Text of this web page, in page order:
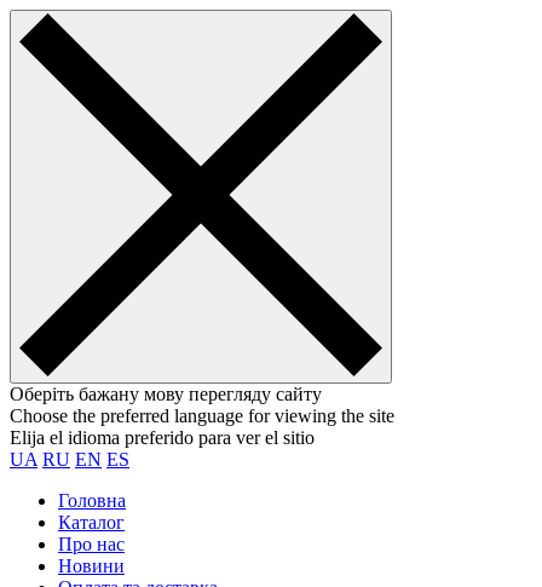
Оберіть бажану мову перегляду сайту
Choose the preferred language for viewing the site
Elija el idioma preferido para ver el sitio
UA RU EN ES
Головна
Каталог
Про нас
Новини